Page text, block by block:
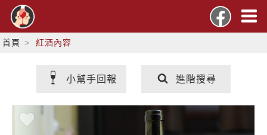
首頁 紅酒內容
小幫手回報 進階搜尋